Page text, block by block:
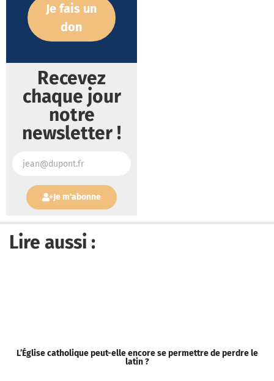
Je fais un
don
Recevez
chaque jour
notre
newsletter !
Je m'abonne
Lire aussi :
L’Église catholique peut-elle encore se permettre de perdre le
latin ?